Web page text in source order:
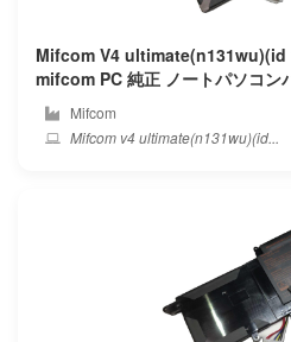
Mifcom V4 ultimate(n131wu)(id
mifcom PC 純正 ノートパ
Mifcom
Mifcom v4 ultimate(n131wu)(id...